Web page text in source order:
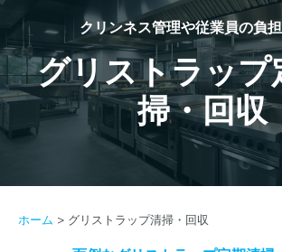
ホーム グリストラップ清掃・回収
クリンネス管理や従業員の負
グリストラップ
掃・回収